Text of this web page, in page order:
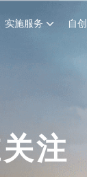
实施服务 自
注